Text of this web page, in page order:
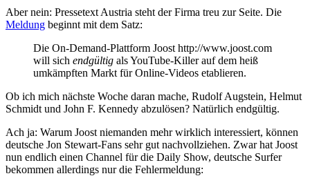
Aber nein: Pressetext Austria steht der Firma treu zur Seite. Die
Meldung beginnt mit dem Satz:
Die On-Demand-Plattform Joost http://www.joost.com
will sich endgültig als YouTube-Killer auf dem heiß
umkämpften Markt für Online-Videos etablieren.
Ob ich mich nächste Woche daran mache, Rudolf Augstein, Helmut
Schmidt und John F. Kennedy abzulösen? Natürlich endgültig.
Ach ja: Warum Joost niemanden mehr wirklich interessiert, können
deutsche Jon Stewart-Fans sehr gut nachvollziehen. Zwar hat Joost
nun endlich einen Channel für die Daily Show, deutsche Surfer
bekommen allerdings nur die Fehlermeldung: